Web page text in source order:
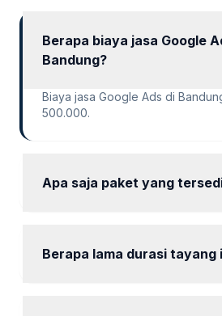
Berapa biaya jasa Google
Bandung?
Biaya jasa Google Ads di
500.000.
Apa saja paket yang
Berapa lama durasi tayang